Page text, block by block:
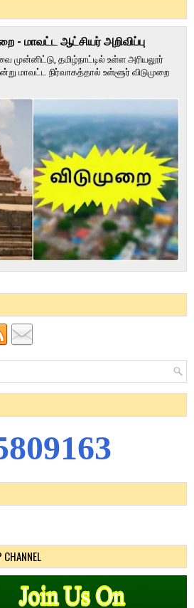
- மாவட்ட ஆட்சியர் அறிவிப்பு
முன்னிட்டு, தமிழ்நாட்டில் உள்ள அரியலூர்
மாவட்ட நிர்வாகத்தால் உள்ளூர் விடுமுறை
809163